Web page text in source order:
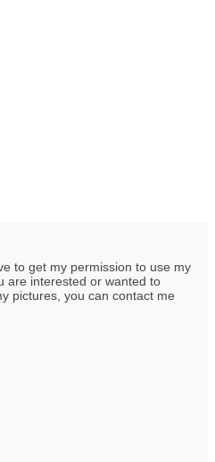
to get my permission to use my
are interested or wanted to
pictures, you can contact me